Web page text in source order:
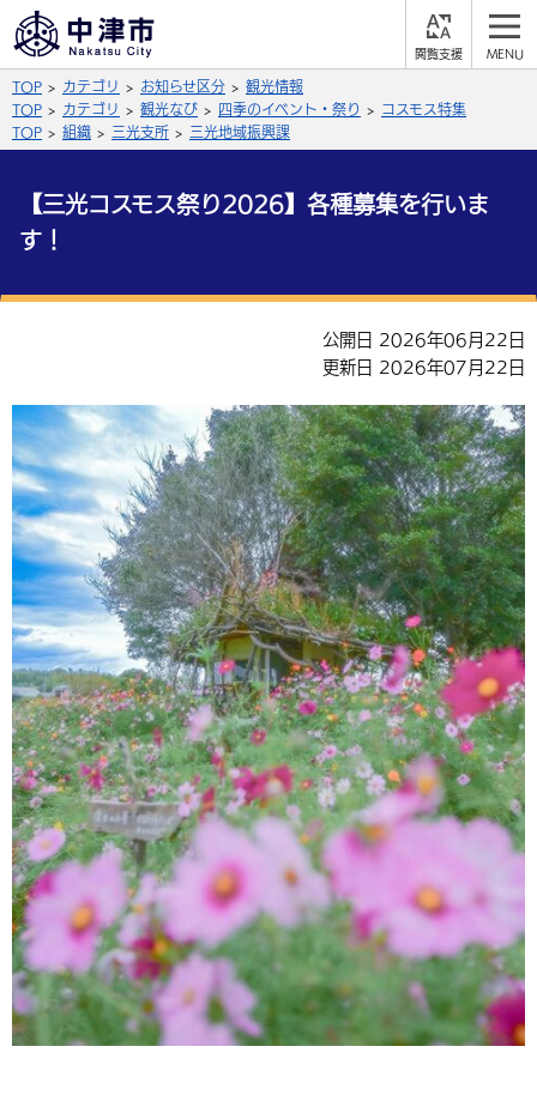
やさしい日本語
ふりがなをつける
よみあげる
文字の大きさ
拡大 標準 縮小
言語を選択
英語（English） 中国語（簡体字）
中国語（繁体字） 韓国語（한국어）
組織案内
公式SNS
Facebook
サイト内検索
届出・登録・証明 保険・年金
福祉・介護 健康・予防
税金 住宅・インフラ
環境・衛生 生涯学習・スポーツ・人権
選挙 外国人の方向け情報
事業者の方へ
入札・契約 産業・雇用
農林水産業 税金
都市整備
子育て・教育
施設情報 子どもを預ける
手当・助成 健康・医療
相談・支援・情報 計画・施策
観光・移住
観光なび スポットを探す
遊ぶ・体験する グルメ・食べる
買う・おみやげ 四季のイベント・祭り
移住・定住
市政情報
中津市について 市役所の紹介
地方創生・地域活性化 広報・広聴
行政・計画
TOP カテゴリ お知らせ区分
観光情報
TOP
カテゴリ 観光なび 四季のイベント・祭り
コスモス特集
TOP
組織 三光支所 三光地域振興課
【三光コスモス祭り2026】各種募集を行いま
す！
公開日 2026年06月22日
更新日 2026年07月22日